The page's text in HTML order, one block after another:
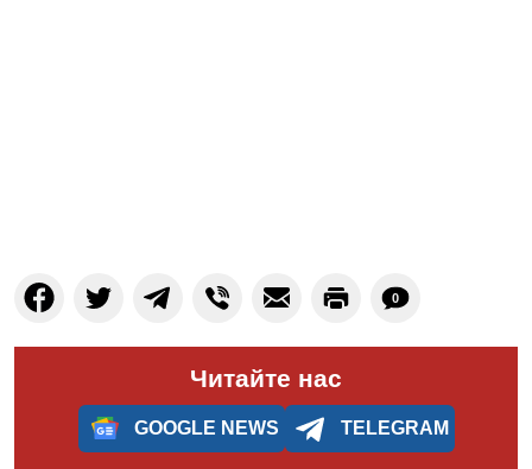
0
Читайте нас
GOOGLE NEWS TELEGRAM